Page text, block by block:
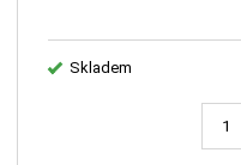
Skladem